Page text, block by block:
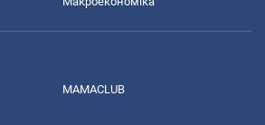
MAMACLUB